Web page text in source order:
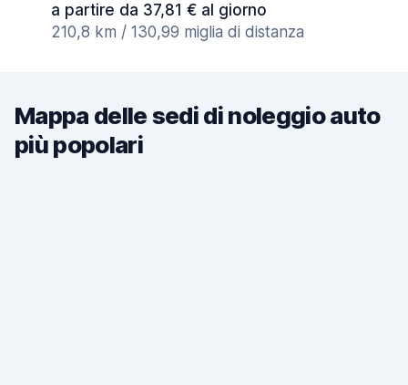
a partire da 37,81 € al giorno
210,8 km / 130,99 miglia di distanza
Mappa delle sedi di noleggio auto
più popolari